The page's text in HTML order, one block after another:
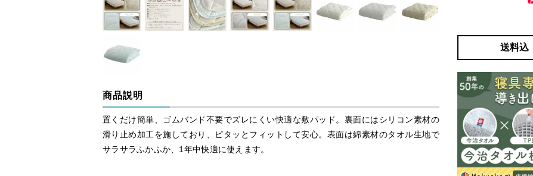
商品説明
置くだけ簡単、ゴムバンド不要でズレにくい快適な敷パッド。裏面にはシリコン素材の
滑り止め加工を施しており、ピタッとフィットして安心。表面は綿素材のタオル生地で
サラサラふかふか、1年中快適に使えます。
送料込